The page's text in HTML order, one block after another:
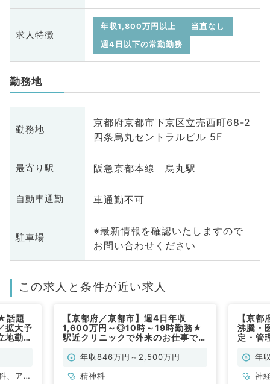
求人特徴
年収1,800万円以上
当直なし
週4日以下の常勤勤務
勤務地
勤務地
京都府京都市下京区立売西町68-2
四条烏丸セントラルビル 5F
最寄り駅 阪急京都本線 烏丸駅
自動車通勤 車通勤不可
駐車場
※最新情報を確認いたしますので
お問い合わせください
この求人と条件が近い求人
話題
拡大予
地勤
、アレ
【京都府／京都市】週4日年収
1,600万円～◎10時～19時勤務★
駅近クリニックで外来のお仕事です
年収846万円～2,500万円
精神科
【京
沸騰・
定・管
勤）年
神